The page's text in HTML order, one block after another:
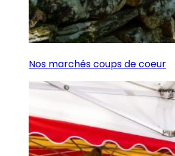
Nos marchés coups de coeur